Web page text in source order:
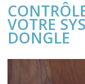
VOTRE
DONGLE